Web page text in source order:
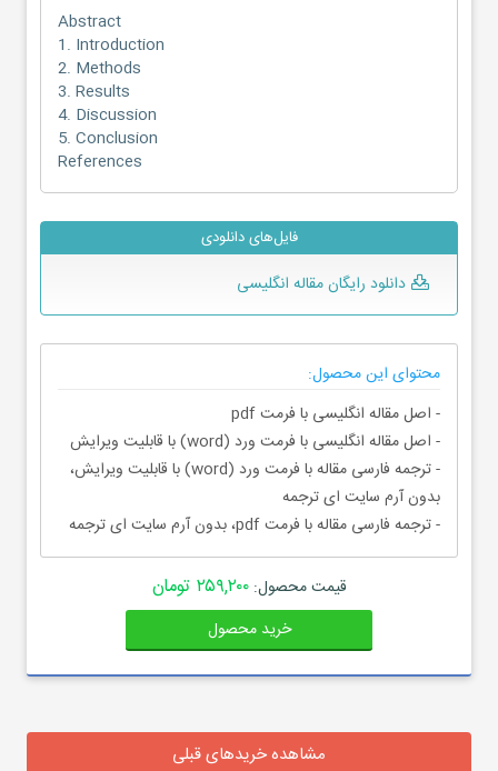
Abstract
1. Introduction
2. Methods
3. Results
4. Discussion
5. Conclusion
References
فایل‌های دانلودی
دانلود رایگان مقاله انگلیسی
محتوای این محصول:
- اصل مقاله انگلیسی با فرمت pdf
- اصل مقاله انگلیسی با فرمت ورد (word) با قابلیت ویرایش
- ترجمه فارسی مقاله با فرمت ورد (word) با قابلیت ویرایش،
بدون آرم سایت ای ترجمه
- ترجمه فارسی مقاله با فرمت pdf، بدون آرم سایت ای ترجمه
قیمت محصول:۲۵۹,۲۰۰ تومان
خرید محصول
مشاهده خریدهای قبلی